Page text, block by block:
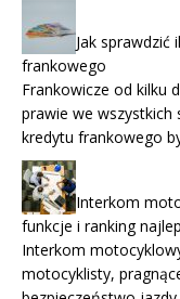
Jak sprawdzić
frankowego
Frankowicze od kilku
prawie we wszystkich
kredytu frankowego
Interkom
funkcje i ranking
Interkom
motocyklisty,